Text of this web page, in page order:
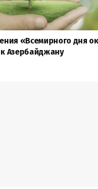
«Всемирного дня
Азербайджану